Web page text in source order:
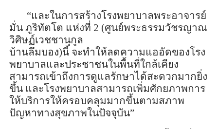
“และในการสร้างโรงพยาบาลพระอาจารย์
มั่น ภูริทัตโต แห่งที่ 2 (ศูนย์พระธรรมวัชรญาณ
วิศิษฏ์เวชชานุกูล
บ้านลึมบอง)นี้จะทำให้ลดความแออัดของโรง
พยาบาลและประชาชนในพื้นที่ใกล้เคียง
สามารถเข้าถึงการดูแลรักษาได้สะดวกมากยิ่ง
ขึ้น และโรงพยาบาลสามารถเพิ่มศักยภาพการ
ให้บริการให้ครอบคลุมมากขึ้นตามสภาพ
ปัญหาทางสุขภาพในปัจจุบัน”